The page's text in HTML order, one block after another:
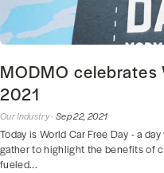
MODMO celebrates
2021
Our Industry ·Sep 22, 2021
Today is World Car Free Day - a
gather to highlight the benefits of
fueled...